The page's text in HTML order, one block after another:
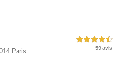
Paris
4,5 étoiles sur 5
59 avis